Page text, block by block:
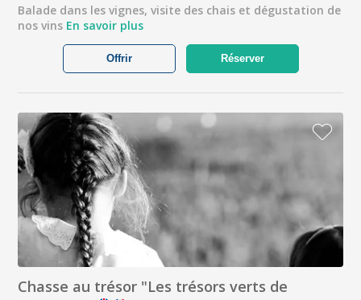
Balade dans les vignes, visite des chais et dégustation de
nos vins En savoir plus
Réserver
Offrir
Chasse au trésor "Les trésors verts de